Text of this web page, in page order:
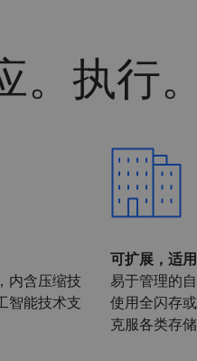
执行。
内含压缩技
智能技术支
可扩展，适
易于管理的
使用全闪存
克服各类存储